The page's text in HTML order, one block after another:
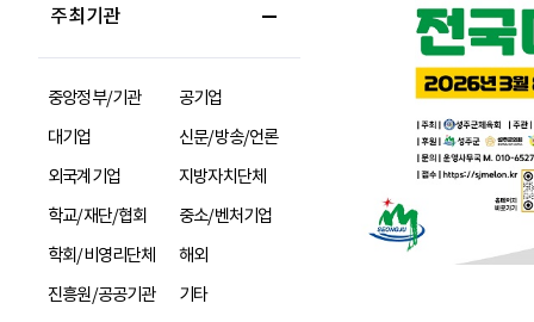
주최기관
중앙정부/기관
공기업
대기업
신문/방송/언론
외국계기업
지방자치단체
학교/재단/협회
중소/벤처기업
학회/비영리단체
해외
진흥원/공공기관
기타